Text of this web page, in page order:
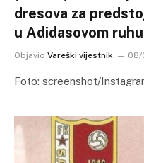
dresova za
u Adidasovom ruhu
Objavio Vareški vijestnik 08/
Foto: screenshot/